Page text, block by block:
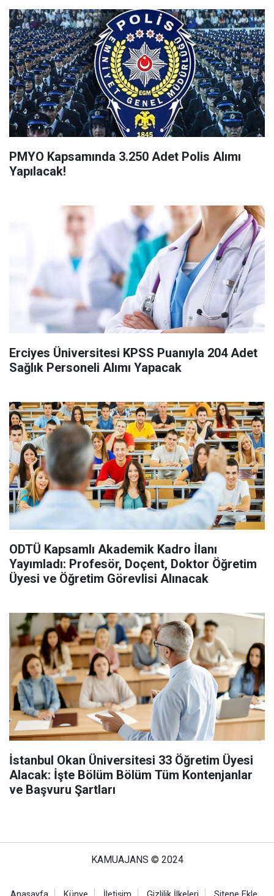
PMYO Kapsamında 3.250 Adet Polis Alımı
Yapılacak!
Erciyes Üniversitesi KPSS Puanıyla 204 Adet
Sağlık Personeli Alımı Yapacak
ODTÜ Kapsamlı Akademik Kadro İlanı
Yayımladı: Profesör, Doçent, Doktor Öğretim
Üyesi ve Öğretim Görevlisi Alınacak
İstanbul Okan Üniversitesi 33 Öğretim Üyesi
Alacak: İşte Bölüm Bölüm Tüm Kontenjanlar
ve Başvuru Şartları
KAMUAJANS © 2024